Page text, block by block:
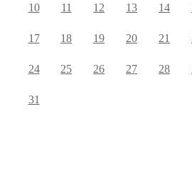
10 11 12 13 14
17 18 19 20 21
24 25 26 27 28
31